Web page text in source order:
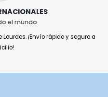
el mundo
¡Envío rápido y seguro a